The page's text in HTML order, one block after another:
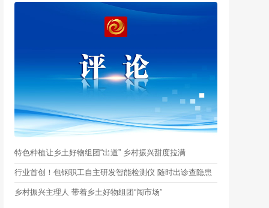
特色种植让乡土好物组团“出道” 乡村振兴甜度拉满
行业首创！包钢职工自主研发智能检测仪 随时出诊查隐患
乡村振兴主理人 带着乡土好物组团“闯市场”